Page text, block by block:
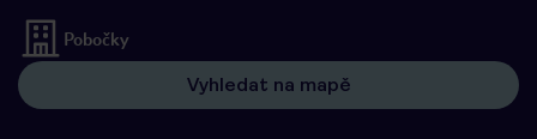
Pobočky
Vyhledat na mapě